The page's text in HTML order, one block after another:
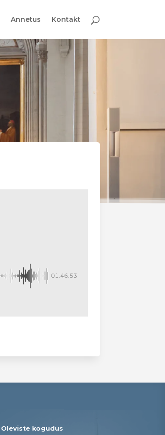
Annetus Kontakt
-01:46:53
Oleviste kogudus